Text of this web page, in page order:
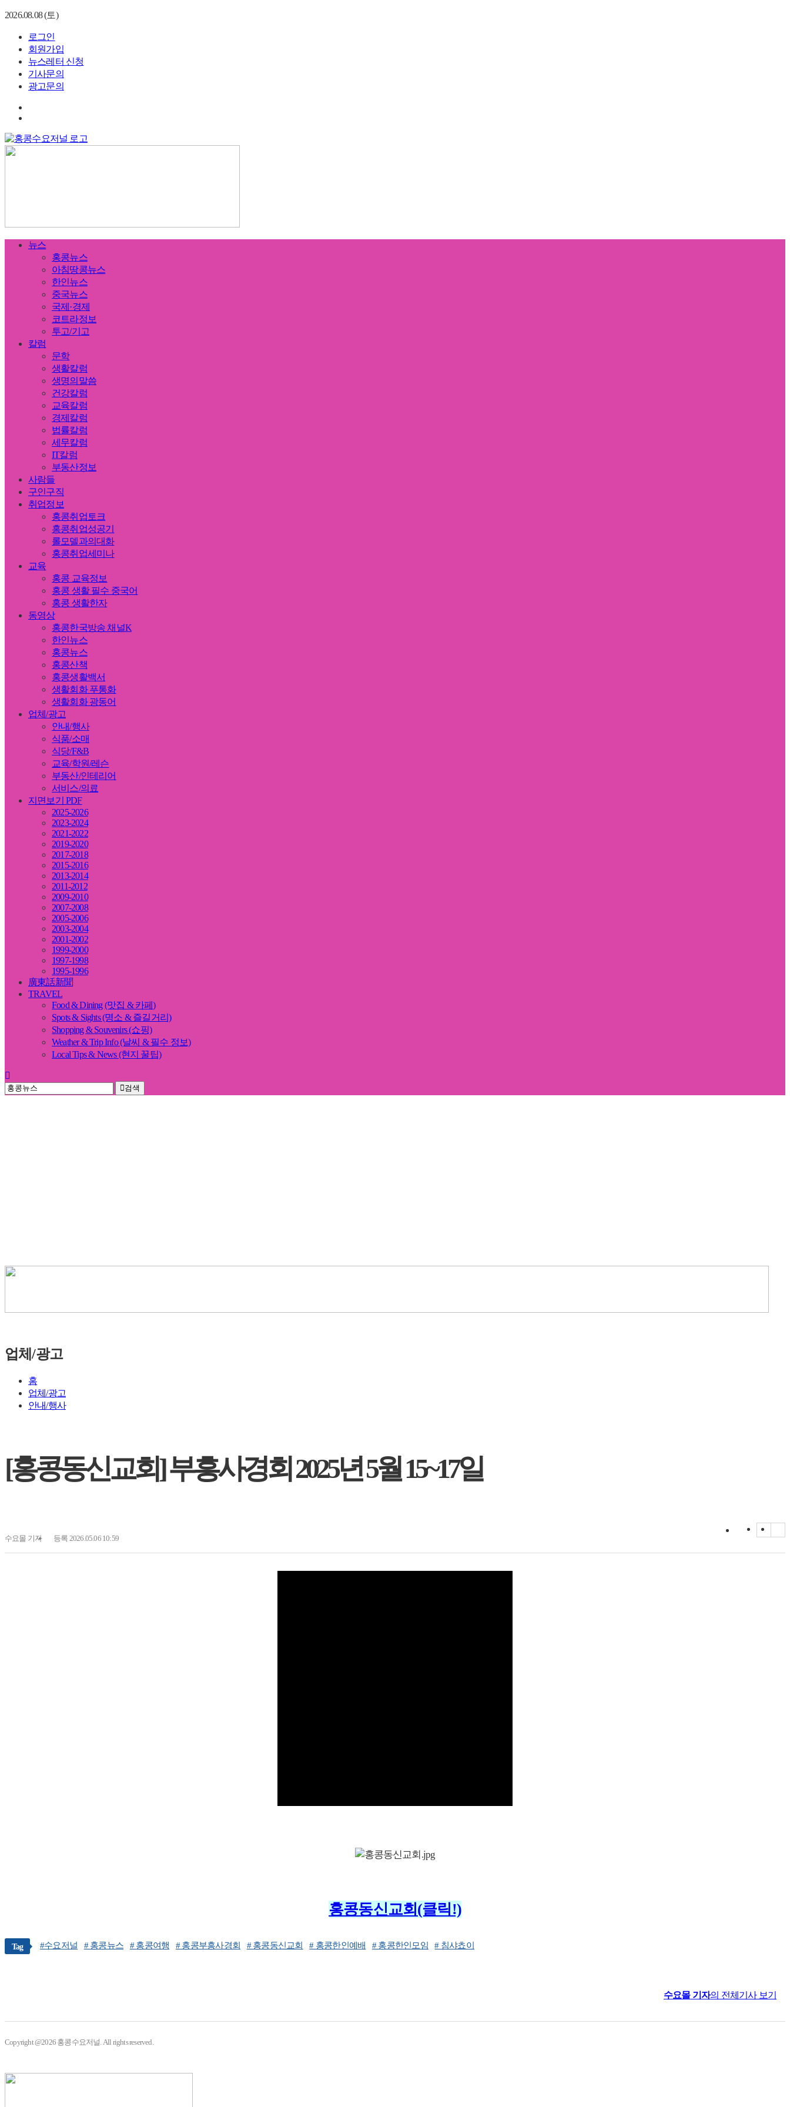
2026.08.08 (토)
로그인
회원가입
뉴스레터 신청
기사문의
광고문의
뉴스
홍콩뉴스
아침땅콩뉴스
한인뉴스
중국뉴스
국제·경제
코트라정보
투고/기고
칼럼
문학
생활칼럼
생명의말씀
건강칼럼
교육칼럼
경제칼럼
법률칼럼
세무칼럼
IT칼럼
부동산정보
사람들
구인구직
취업정보
홍콩취업토크
홍콩취업성공기
롤모델과의대화
홍콩취업세미나
교육
홍콩 교육정보
홍콩 생활 필수 중국어
홍콩 생활한자
동영상
홍콩한국방송 채널K
한인뉴스
홍콩뉴스
홍콩산책
홍콩생활백서
생활회화 푸통화
생활회화 광동어
업체/광고
안내/행사
식품/소매
식당/F&B
교육/학원/레슨
부동산/인테리어
서비스/의료
지면보기 PDF
2025-2026
2023-2024
2021-2022
2019-2020
2017-2018
2015-2016
2013-2014
2011-2012
2009-2010
2007-2008
2005-2006
2003-2004
2001-2002
1999-2000
1997-1998
1995-1996
廣東話新聞
TRAVEL
Food & Dining (맛집 & 카페)
Spots & Sights (명소 & 즐길거리)
Shopping & Souvenirs (쇼핑)
Weather & Trip Info (날씨 & 필수 정보)
Local Tips & News (현지 꿀팁)
검색
업체/광고
홈
업체/광고
안내/행사
[홍콩동신교회] 부흥사경회 2025년 5월 15~17일
수요몰 기자 등록 2026.05.06 10:59
홍콩동신교회(클릭!)
Tag #수요저널 # 홍콩뉴스 # 홍콩여행 # 홍콩부흥사경회 # 홍콩동신교회 # 홍콩한인예배 # 홍콩한인모임 # 침샤쵸이
수요몰기자의 전체기사 보기
Copyright @2026 홍콩수요저널. All rights reserved.